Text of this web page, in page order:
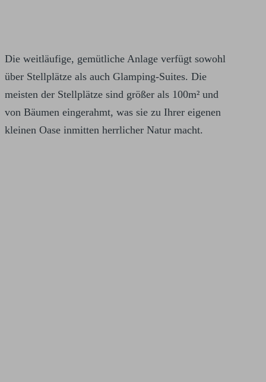
Die weitläufige, gemütliche Anlage verfügt sowohl
über Stellplätze als auch Glamping-Suites. Die
meisten der Stellplätze sind größer als 100m² und
von Bäumen eingerahmt, was sie zu Ihrer eigenen
kleinen Oase inmitten herrlicher Natur macht.